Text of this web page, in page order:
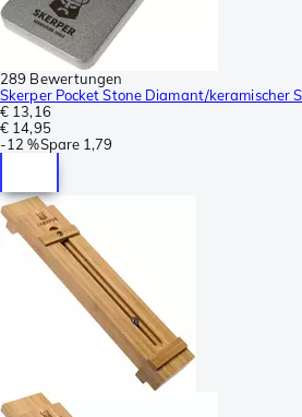
289 Bewertungen
Skerper Pocket Stone Diamant/keramischer
€ 13,16
€ 14,95
-12 %Spare 1,79